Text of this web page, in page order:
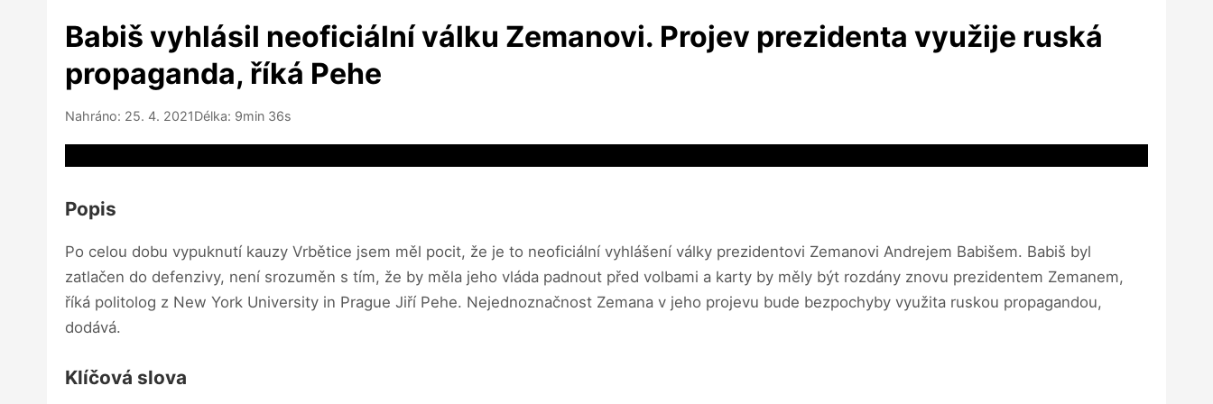
Babiš vyhlásil neoficiální válku Zemanovi. Projev prezidenta využije ruská
propaganda, říká Pehe
Nahráno: 25. 4. 2021Délka: 9min 36s
Popis
Po celou dobu vypuknutí kauzy Vrbětice jsem měl pocit, že je to neoficiální vyhlášení války prezidentovi Zemanovi Andrejem Babišem. Babiš byl
zatlačen do defenzivy, není srozuměn s tím, že by měla jeho vláda padnout před volbami a karty by měly být rozdány znovu prezidentem Zemanem,
říká politolog z New York University in Prague Jiří Pehe. Nejednoznačnost Zemana v jeho projevu bude bezpochyby využita ruskou propagandou,
dodává.
Klíčová slova